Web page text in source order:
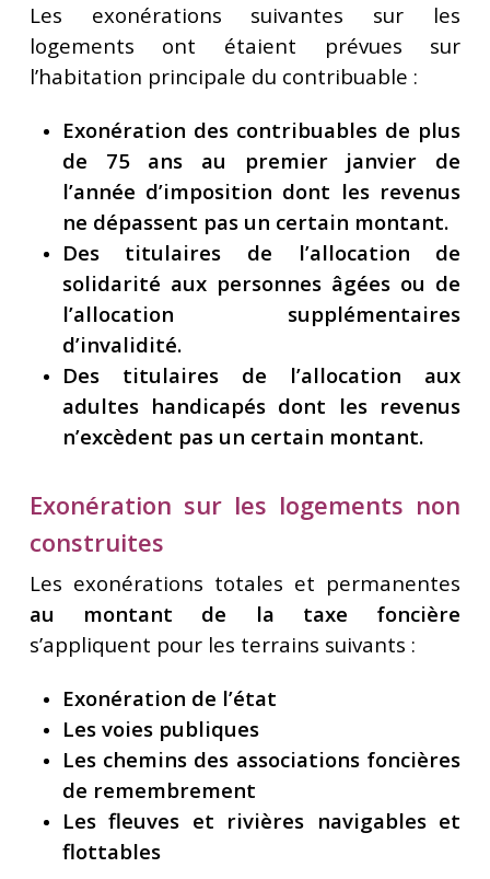
Les exonérations suivantes sur les
logements ont étaient prévues sur
l’habitation principale du contribuable :
Exonération des contribuables de plus
de 75 ans au premier janvier de
l’année d’imposition dont les revenus
ne dépassent pas un certain montant.
Des titulaires de l’allocation de
solidarité aux personnes âgées ou de
l’allocation supplémentaires
d’invalidité.
Des titulaires de l’allocation aux
adultes handicapés dont les revenus
n’excèdent pas un certain montant.
Exonération sur les logements non
construites
Les exonérations totales et permanentes
au montant de la taxe foncière
s’appliquent pour les terrains suivants :
Exonération de l’état
Les voies publiques
Les chemins des associations foncières
de remembrement
Les fleuves et rivières navigables et
flottables